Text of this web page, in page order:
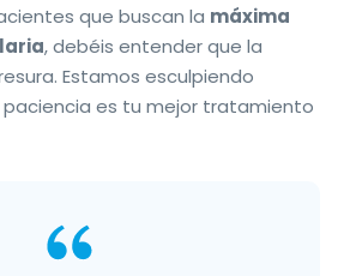
que buscan la máxima
, debéis entender que la
Estamos esculpiendo
es tu mejor tratamiento